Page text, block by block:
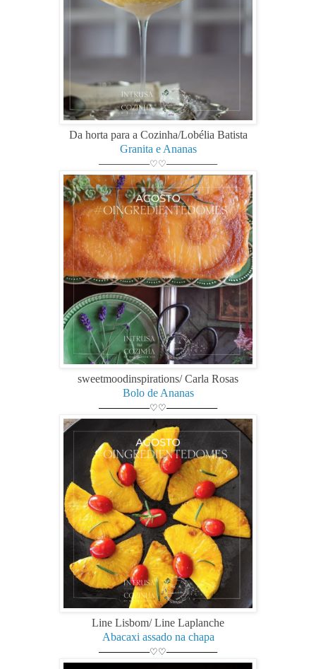
Da horta para a Cozinha/Lobélia Batista
Granita e Ananas
────────♡♡────────
sweetmoodinspirations/ Carla Rosas
Bolo de Ananas
────────♡♡────────
Line Lisbom/ Line Laplanche
Abacaxi assado na chapa
────────♡♡────────